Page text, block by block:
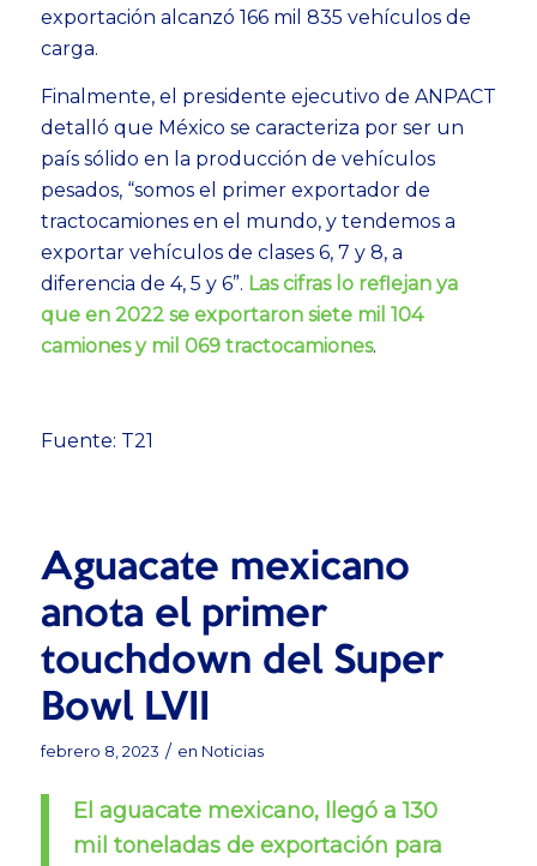
exportación alcanzó 166 mil 835 vehículos de
carga.
Finalmente, el presidente ejecutivo de ANPACT
detalló que México se caracteriza por ser un
país sólido en la producción de vehículos
pesados, “somos el primer exportador de
tractocamiones en el mundo, y tendemos a
exportar vehículos de clases 6, 7 y 8, a
diferencia de 4, 5 y 6”. Las cifras lo reflejan ya
que en 2022 se exportaron siete mil 104
camiones y mil 069 tractocamiones.
Fuente: T21
Aguacate mexicano
anota el primer
touchdown del Super
Bowl LVII
febrero 8, 2023 / en Noticias
El aguacate mexicano, llegó a 130
mil toneladas de exportación para